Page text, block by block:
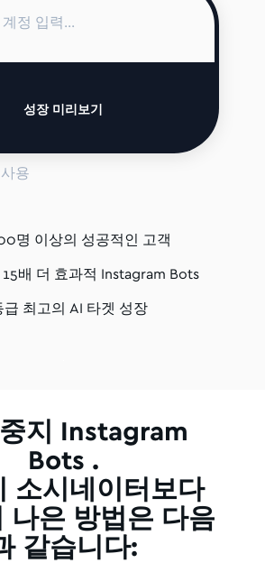
성장 미리보기
사용
명 이상의 성공적인 고객
15배 더 효과적 Instagram Bots
급 최고의 AI 타겟 성장
지 Instagram
Bots .
소시네이터보다
나은 방법은 다음
같습니다: